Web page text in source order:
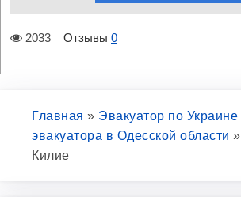
2033 Отзывы 0
Главная » Эвакуатор по Украине
эвакуатора в Одесской области »
Килие